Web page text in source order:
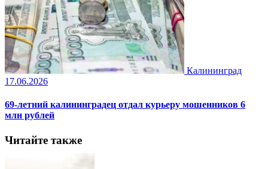
Калининград
17.06.2026
69-летний калининградец отдал курьеру мошенников 6
млн рублей
Читайте также